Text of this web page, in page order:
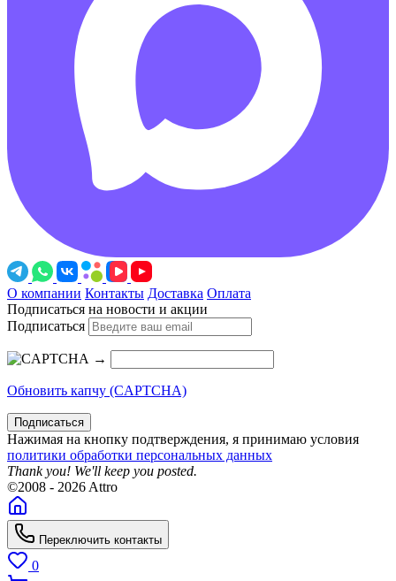
О компании Контакты Доставка Оплата
Подписаться на новости и акции
Подписаться
→
Обновить капчу (CAPTCHA)
Подписаться
Нажимая на кнопку подтверждения, я принимаю условия
политики обработки персональных данных
Thank you! We'll keep you posted.
©2008 - 2026 Attro
Переключить контакты
0